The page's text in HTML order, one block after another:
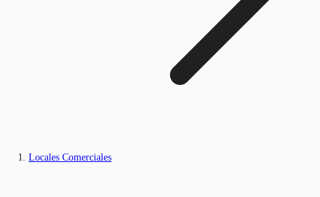
Locales Comerciales